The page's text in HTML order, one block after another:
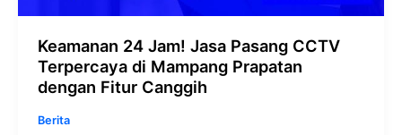
Keamanan 24 Jam! Jasa Pasang CCTV
Terpercaya di Mampang Prapatan
dengan Fitur Canggih
Berita